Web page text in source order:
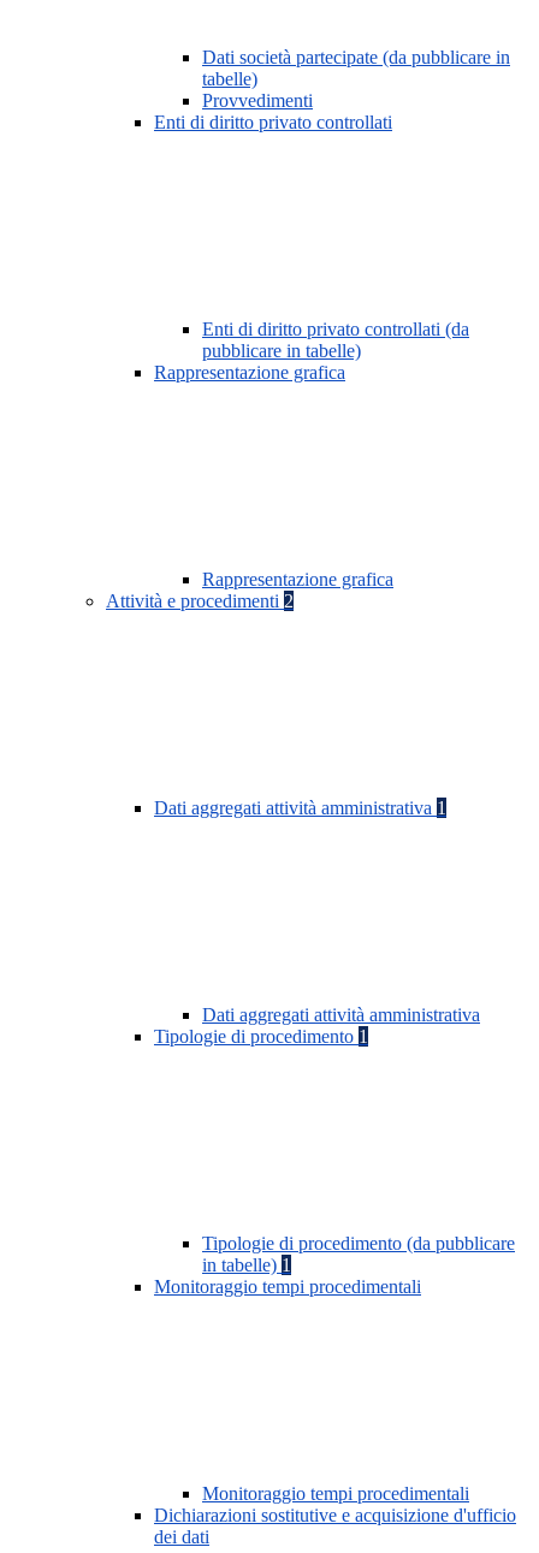
Dati società partecipate (da pubblicare in
tabelle)
Provvedimenti
Enti di diritto privato controllati
Enti di diritto privato controllati (da
pubblicare in tabelle)
Rappresentazione grafica
Rappresentazione grafica
Attività e procedimenti 2
Dati aggregati attività amministrativa 1
Dati aggregati attività amministrativa
Tipologie di procedimento 1
Tipologie di procedimento (da pubblicare
in tabelle) 1
Monitoraggio tempi procedimentali
Monitoraggio tempi procedimentali
Dichiarazioni sostitutive e acquisizione d'ufficio
dei dati